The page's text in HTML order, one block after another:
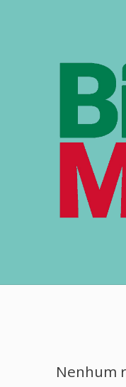
Nenhum